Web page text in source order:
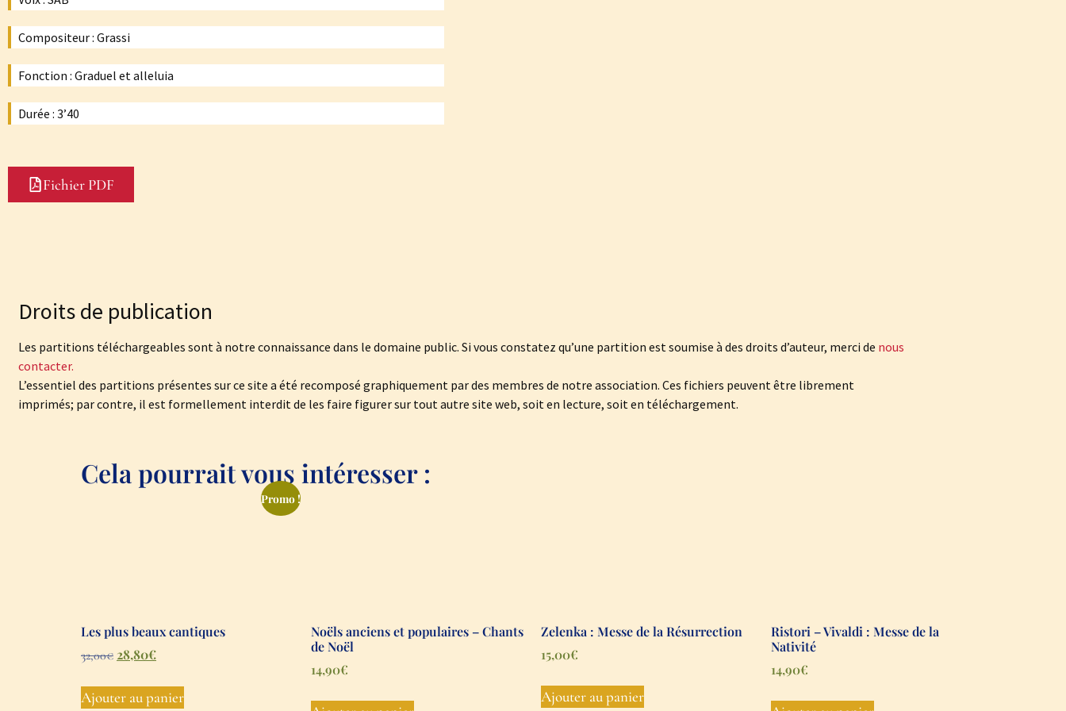
Compositeur : Grassi
Fonction : Graduel et alleluia
Durée : 3’40
Fichier PDF
Droits de publication
Les partitions téléchargeables sont à notre connaissance dans le domaine public. Si vous constatez qu’une partition est soumise à des droits d’auteur, merci de nous
contacter.
L’essentiel des partitions présentes sur ce site a été recomposé graphiquement par des membres de notre association. Ces fichiers peuvent être librement
imprimés; par contre, il est formellement interdit de les faire figurer sur tout autre site web, soit en lecture, soit en téléchargement.
Cela pourrait vous intéresser :
Promo !
Les plus beaux cantiques
32,00€ 28,80€
Ajouter au panier
Noëls anciens et populaires – Chants
de Noël
14,90€
Zelenka : Messe de la Résurrection
15,00€
Ajouter au panier
Ristori – Vivaldi : Messe de la
Nativité
14,90€